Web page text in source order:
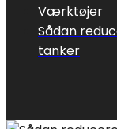
Værktøjer
Sådan
tanker